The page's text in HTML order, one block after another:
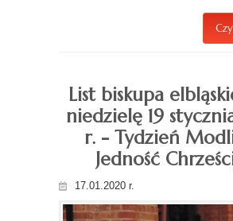
List biskupa
niedzielę 19
r. - Tydzień
Jedność
17.01.2020 r.